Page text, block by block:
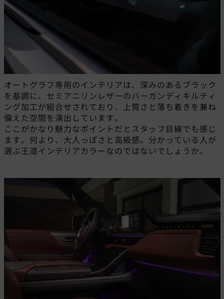
オートグラフ専用のインテリアは、深みのあるブラック
を基調に、セミアニリンレザーのバーガンディキルティ
ング加工が組合せされており、上質さと落ち着きを兼ね
備えた空間を演出しています。
ここがかなり魅力なポイントだとスタッフ目線でも感じ
ます。何より、大人っぽさと高級感。分かっている人が
選ぶ王道インテリアカラーなのではないでしょうか。